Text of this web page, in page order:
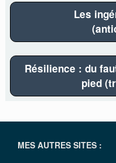
Les
Résilience : du
pied
MES AUTRES SITES :